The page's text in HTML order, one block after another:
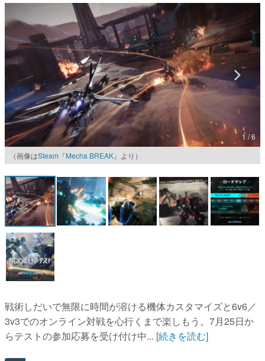
なんでゲームは面白い？
ゲーム開発者・hamatsu氏がゲームの魅力を画面や操作の
具体的な形から解き明かしていく、硬派で骨太な評論連載
です。
ゲームが変えた日本語
「経験値」「裏技」「ラスボス」… ゲームにまつわる言葉
の起源や用法の変遷を、コンピューター文化史研究家・タ
イニーP氏が徹底調査。
カテゴリ
特集記事
マンガ
女性向け
アプリレビュー
その他
電ファミニコゲーマーとは？
運営：株式会社マレ
1 / 6
（画像はSteam『Mecha BREAK』 より）
戦術しだいで無限に時間が溶ける機体カスタマイズと6v6／
3v3でのオンライン対戦を心行くまで楽しもう。7月25日か
らテストの参加応募を受け付け中... [続きを読む]